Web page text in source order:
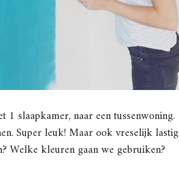
slaapkamer, naar een tussenwoning.
Super leuk! Maar ook vreselijk lastig
Welke kleuren gaan we gebruiken?